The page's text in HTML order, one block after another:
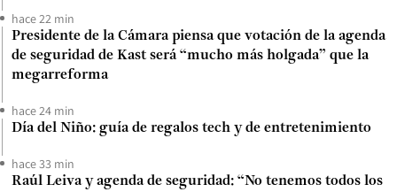
hace 22 min
Presidente de la Cámara piensa que votación de la agenda
de seguridad de Kast será “mucho más holgada” que la
megarreforma
hace 24 min
Día del Niño: guía de regalos tech y de entretenimiento
hace 33 min
Raúl Leiva y agenda de seguridad: “No tenemos todos los